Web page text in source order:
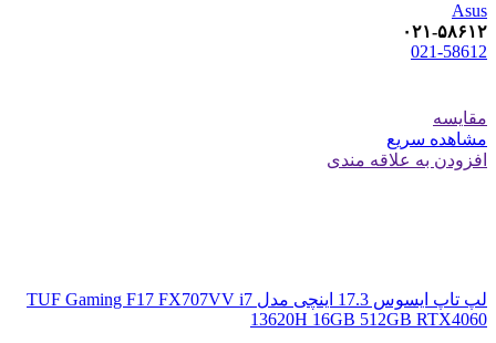
Asus
۰۲۱-۵۸۶۱۲
021-58612
مقایسه
مشاهده سریع
افزودن به علاقه مندی
لپ‌ تاپ ایسوس 17.3 اینچی مدل TUF Gaming F17 FX707VV i7
13620H 16GB 512GB RTX4060